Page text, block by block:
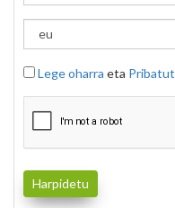
Lege oharra eta